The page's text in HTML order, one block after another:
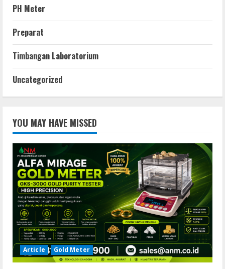
PH Meter
Preparat
Timbangan Laboratorium
Uncategorized
YOU MAY HAVE MISSED
Article Gold Meter